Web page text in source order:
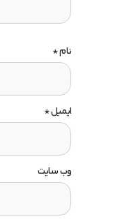
نام*
ایمیل*
وب‌ سایت